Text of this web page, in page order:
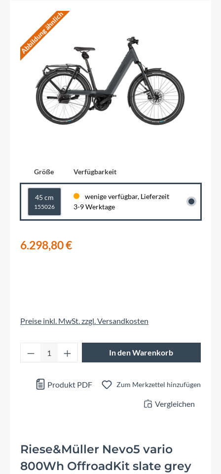
Abbildung ähnlich
Größe Verfügbarkeit
45 cm
155026
wenige verfügbar, Lieferzeit
3-9 Werktage
6.298,80 €
Preise inkl. MwSt. zzgl. Versandkosten
Produkt Anzahl: Gib den gewünschten
In den Warenkorb
Produkt PDF Zum Merkzettel hinzufügen
Vergleichen
Riese&Müller Nevo5 vario
800Wh OffroadKit slate grey